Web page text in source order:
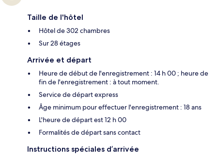
Taille de l'hôtel
Hôtel de 302 chambres
Sur 28 étages
Arrivée et départ
Heure de début de l'enregistrement : 14 h 00 ; heure de
fin de l'enregistrement : à tout moment.
Service de départ express
Âge minimum pour effectuer l'enregistrement : 18 ans
L'heure de départ est 12 h 00
Formalités de départ sans contact
Instructions spéciales d’arrivée